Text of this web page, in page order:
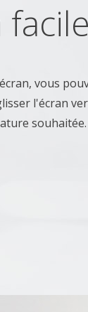
vous
l'écran
souhaitée.